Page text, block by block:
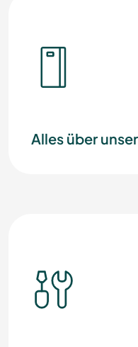
Alles über